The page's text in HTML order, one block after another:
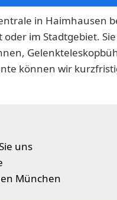
in Haimhausen
im Stadtgebiet.
können wir
uns
München